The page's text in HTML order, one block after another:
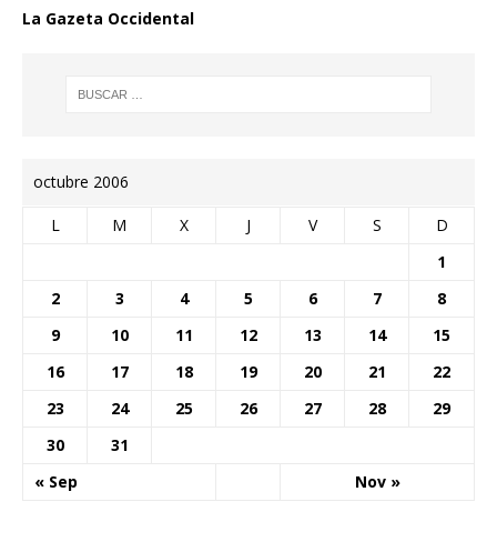
La Gazeta Occidental
octubre 2006
L M X J V S D
« Sep Nov »
1
2
3 4 5 6 7
8
9
10 11 12 13 14
15
16
17 18 19 20 21
22
23
24 25 26 27 28
29
30
31